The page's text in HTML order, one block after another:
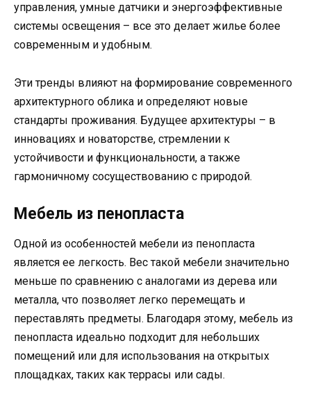
управления, умные датчики и энергоэффективные
системы освещения – все это делает жилье более
современным и удобным.
Эти тренды влияют на формирование современного
архитектурного облика и определяют новые
стандарты проживания. Будущее архитектуры – в
инновациях и новаторстве, стремлении к
устойчивости и функциональности, а также
гармоничному сосуществованию с природой.
Мебель из пенопласта
Одной из особенностей мебели из пенопласта
является ее легкость. Вес такой мебели значительно
меньше по сравнению с аналогами из дерева или
металла, что позволяет легко перемещать и
переставлять предметы. Благодаря этому, мебель из
пенопласта идеально подходит для небольших
помещений или для использования на открытых
площадках, таких как террасы или сады.